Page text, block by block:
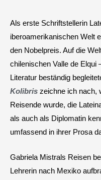
Als erste Schriftstellerin
iberoamerikanischen Welt
den Nobelpreis. Auf die
chilenischen Valle de Elqui
Literatur beständig
Kolibris zeichne ich nach,
Reisende wurde, die
als auch als Diplomatin
umfassend in ihrer Prosa
Gabriela Mistrals Reisen
Lehrerin nach Mexiko